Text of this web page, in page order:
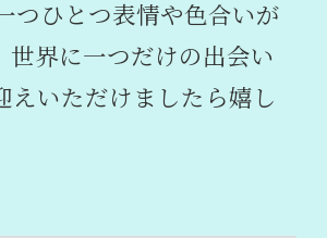
つひとつ表情や色合いが
世界に一つだけの出会い
えいただけましたら嬉し